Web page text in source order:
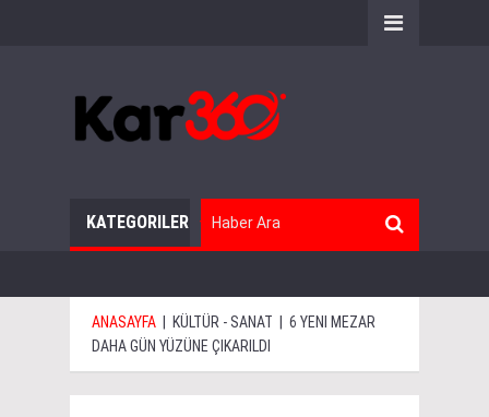
KATEGORILER
ANASAYFA | KÜLTÜR - SANAT | 6 YENI MEZAR
DAHA GÜN YÜZÜNE ÇIKARILDI